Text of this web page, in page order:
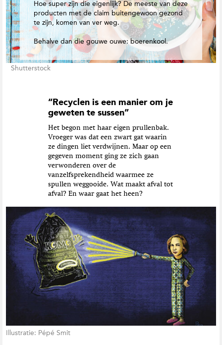
Hoe super zijn die eigenlijk? De meeste van deze
producten met de claim buitengewoon gezond
te zijn, komen van ver weg.
Behalve dan die gouwe ouwe: boerenkool.
Shutterstock
“Recyclen is een manier om je
geweten te sussen”
Het begon met haar eigen prullenbak.
Vroeger was dat een zwart gat waarin
ze dingen liet verdwijnen. Maar op een
gegeven moment ging ze zich gaan
verwonderen over de
vanzelfsprekendheid waarmee ze
spullen weggooide. Wat maakt afval tot
afval? En waar gaat het heen?
Illustratie: Pépé Smit